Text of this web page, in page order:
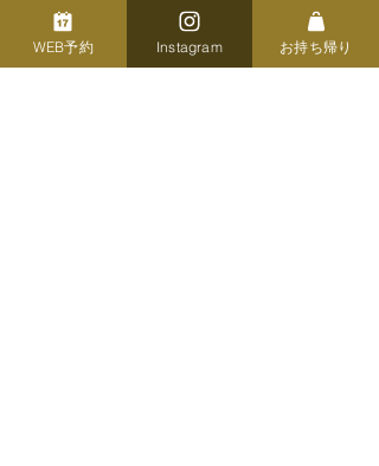
WEB予約 Instagram お持ち帰り